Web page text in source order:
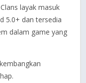
layak masuk
5.0+ dan tersedia
dalam game yang